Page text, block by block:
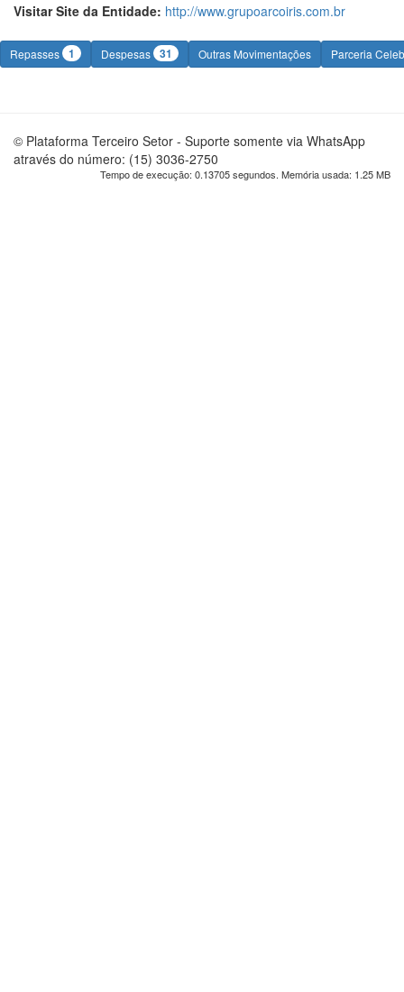
Visitar Site da Entidade: http://www.grupoarcoiris.com.br
Repasses 1 Despesas 31 Outras Movimentações Parceria
© Plataforma Terceiro Setor - Suporte somente via WhatsApp
através do número: (15) 3036-2750
Tempo de execução: 0.13705 segundos. Memória usada: 1.25 MB